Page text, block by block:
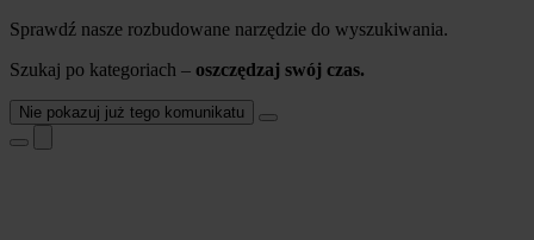
Sprawdź nasze rozbudowane narzędzie do wyszukiwania.
Szukaj po kategoriach – oszczędzaj swój czas.
Nie pokazuj już tego komunikatu